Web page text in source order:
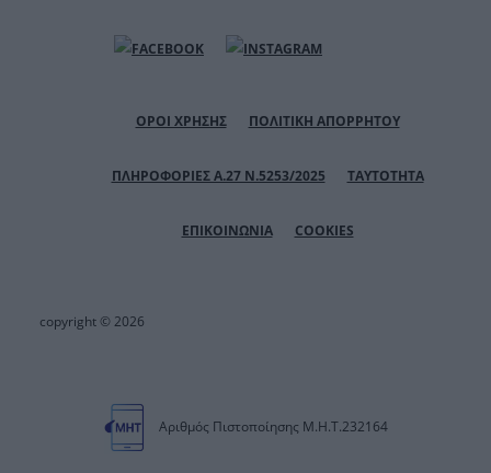
ΟΡΟΙ ΧΡΗΣΗΣ ΠΟΛΙΤΙΚΗ ΑΠΟΡΡΗΤΟΥ
ΠΛΗΡΟΦΟΡΙΕΣ Α.27 Ν.5253/2025 ΤΑΥΤΟΤΗΤΑ
ΕΠΙΚΟΙΝΩΝΙΑ COOKIES
copyright © 2026
Αριθμός Πιστοποίησης Μ.Η.Τ.232164